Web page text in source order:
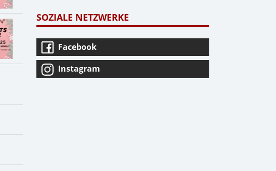
SOZIALE NETZWERKE
Facebook
Instagram